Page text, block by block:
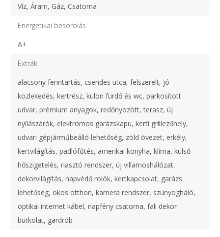
Víz, Áram, Gáz, Csatorna
Energetikai besorolás
A+
Extrák
alacsony fenntartás, csendes utca, felszerelt, jó
közlekedés, kertrész, külön fürdő és wc, parkosított
udvar, prémium anyagok, redőnyözött, terasz, új
nyílászárók, elektromos garázskapu, kerti grillezőhely,
udvari gépjárműbeálló lehetőség, zöld övezet, erkély,
kertvilágítás, padlófűtés, amerikai konyha, klíma, külső
hőszigetelés, riasztó rendszer, új villamoshálózat,
dekorvilágítás, napvédő rolók, kertkapcsolat, garázs
lehetőség, okos otthon, kamera rendszer, szúnyogháló,
optikai internet kábel, napfény csatorna, fali dekor
burkolat, gardrób